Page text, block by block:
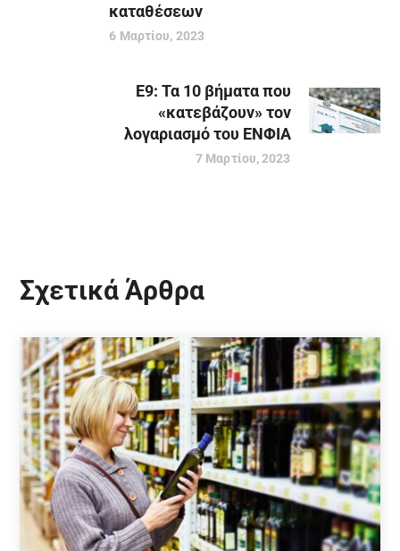
καταθέσεων
6 Μαρτίου, 2023
E9: Τα 10 βήματα που
«κατεβάζουν» τον
λογαριασμό του ΕΝΦΙΑ
7 Μαρτίου, 2023
Σχετικά Άρθρα